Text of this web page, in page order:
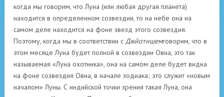
когда мы говорим, что Луна (или любая другая планета)
находится в определенном созвездии, то на небе она на
самом деле находится на фоне звезд этого созвездия.
Поэтому, когда мы в соответствии с Джйотишемговорим, что в
этом месяце Луна будет полной в созвездии Овна, это так
называемая «Луна охотника», она на самом деле будет видна
на фоне созвездия Овна, в начале зодиака; это служит «новым
началом» Луны. С индийской точки зрения такая Луна, она